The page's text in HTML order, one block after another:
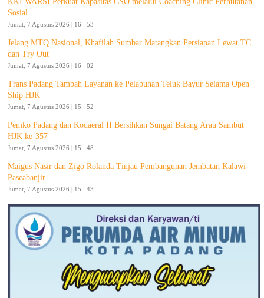
Sosial
Jumat, 7 Agustus 2026 | 16 : 53
Jelang MTQ Nasional, Khafilah Sumbar Matangkan Persiapan Lewat TC
dan Try Out
Jumat, 7 Agustus 2026 | 16 : 02
Trans Padang Tambah Layanan ke Pelabuhan Teluk Bayur Selama Open
Ship HJK
Jumat, 7 Agustus 2026 | 15 : 52
Pemko Padang dan Kodaeral II Bersihkan Sungai Batang Arau Sambut
HJK ke-357
Jumat, 7 Agustus 2026 | 15 : 48
Maigus Nasir dan Zigo Rolanda Tinjau Pembangunan Jembatan Kalawi
Pascabanjir
Jumat, 7 Agustus 2026 | 15 : 43